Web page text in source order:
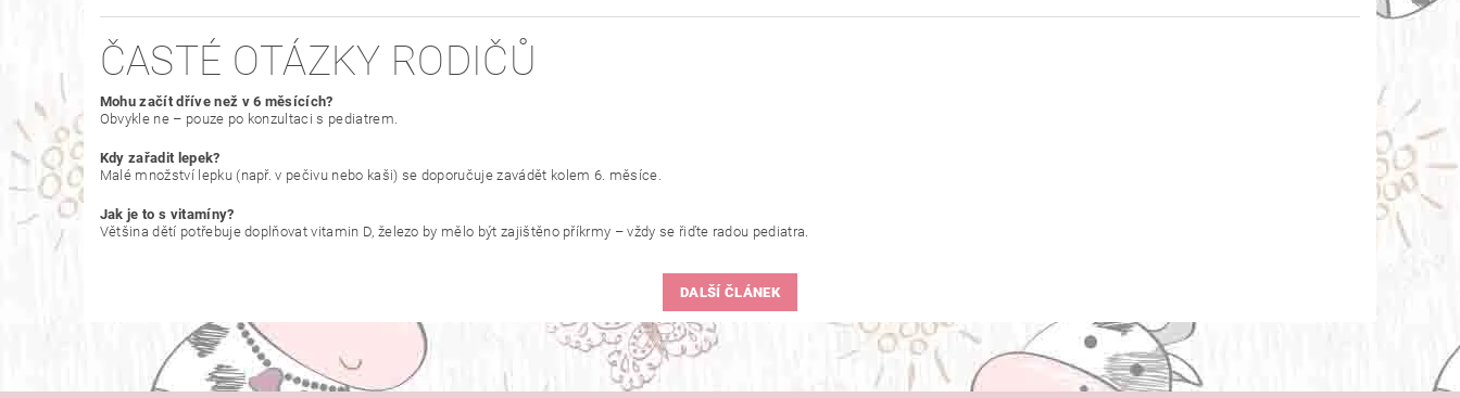
ČASTÉ OTÁZKY RODIČŮ
Mohu začít dříve než v 6 měsících?
Obvykle ne – pouze po konzultaci s pediatrem.
Kdy zařadit lepek?
Malé množství lepku (např. v pečivu nebo kaši) se doporučuje zavádět kolem 6. měsíce.
Jak je to s vitamíny?
Většina dětí potřebuje doplňovat vitamin D, železo by mělo být zajištěno příkrmy – vždy se řiďte radou pediatra.
DALŠÍ ČLÁNEK